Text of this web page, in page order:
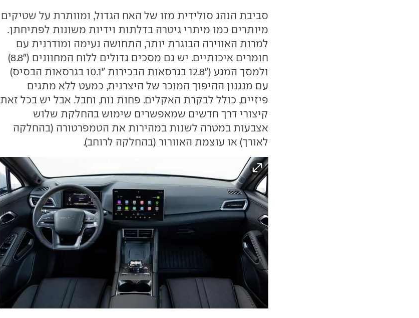
סביבת הנהג סולידית מזו של האח הגדול, ומוותרת על שטיקים
מיותרים כמו מיתרי גיטרה בדלתות וידיות משונות לפתיחתן.
למרות האווירה הבוגרת יותר, התחושה נעימה ומודרנית עם
חומרים איכותיים. יש גם מסכים גדולים ללוח המחוונים ("8.8)
ולמסך המגע ("12.8 בגרסאות הבכירות "10.1 בגרסאות הבסיס)
עם מנגנון ההיפוך המוכר של היצרנית, כמעט ללא מתגים
פיזיים, כולל לבקרת האקלים. פחות נוח, וחבל. אבל יש בכל זאת
קיצורי דרך חדשים שמאפשרים שימוש בהחלקת שלוש
אצבעות במטרה לשנות במהירות את הטמפרטורה (בהחלקה
לאורך) או עוצמת האוורור (בהחלקה לרוחב).